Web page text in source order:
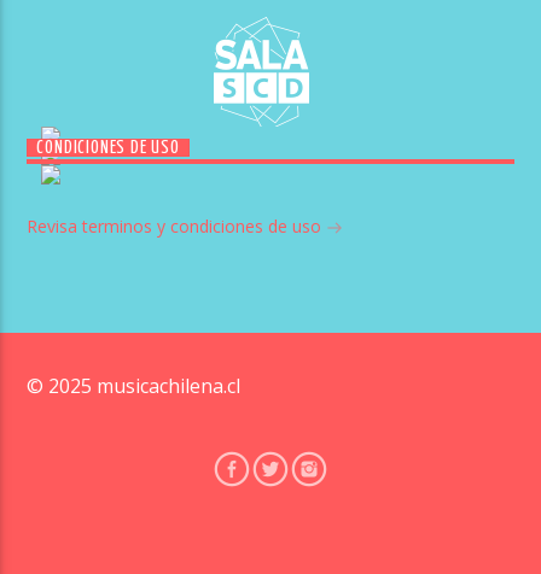
CONDICIONES DE USO
Revisa terminos y condiciones de uso
© 2025 musicachilena.cl